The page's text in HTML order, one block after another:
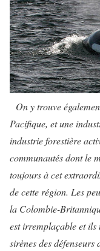
On y trouve
Pacifique, et une
industrie forestière
communautés dont le
toujours à cet
de cette région. Les
la Colombie-
est irremplaçable et ils
sirènes des